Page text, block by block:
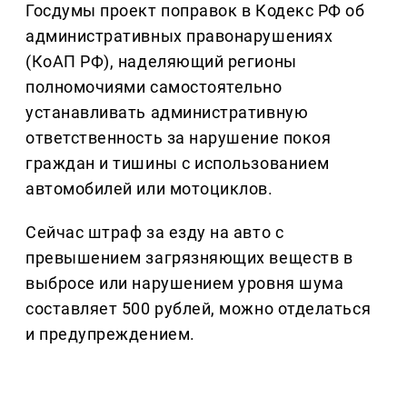
Госдумы проект поправок в Кодекс РФ об
административных правонарушениях
(КоАП РФ), наделяющий регионы
полномочиями самостоятельно
устанавливать административную
ответственность за нарушение покоя
граждан и тишины с использованием
автомобилей или мотоциклов.
Сейчас штраф за езду на авто с
превышением загрязняющих веществ в
выбросе или нарушением уровня шума
составляет 500 рублей, можно отделаться
и предупреждением.